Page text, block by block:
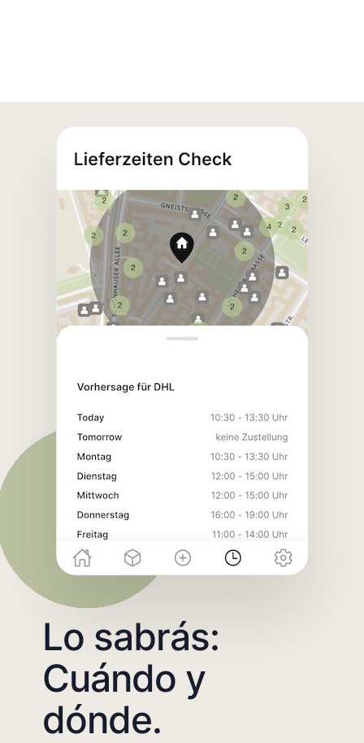
Lo sabrás:
Cuándo y
dónde.